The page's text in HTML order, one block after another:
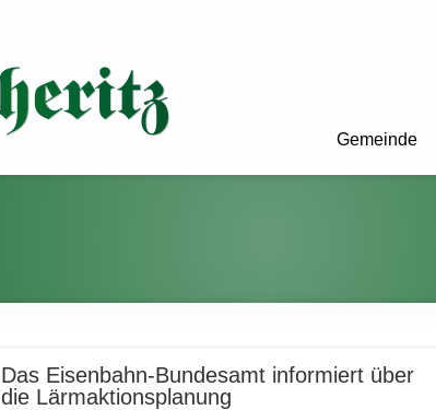
Gemeinde
Das Eisenbahn-Bundesamt informiert über
die Lärmaktionsplanung